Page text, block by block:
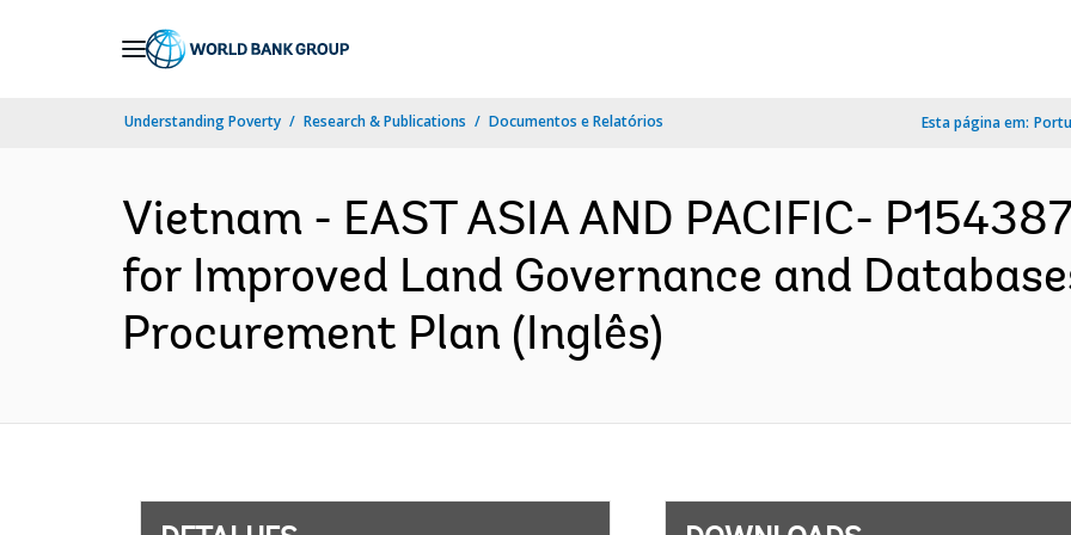
Understanding Poverty Research & Publications Documentos e Relatórios Esta página em:
Vietnam - EAST ASIA AND PACIFIC-
for Improved Land Governance and
Procurement Plan (Inglês)